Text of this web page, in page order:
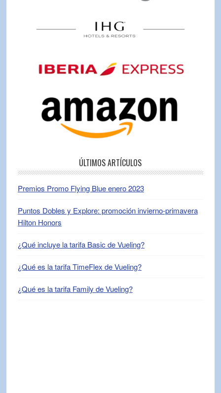
ÚLTIMOS ARTÍCULOS
Premios Promo Flying Blue enero 2023
Puntos Dobles y Explore: promoción invierno-primavera
Hilton Honors
¿Qué incluye la tarifa Basic de Vueling?
¿Qué es la tarifa TimeFlex de Vueling?
¿Qué es la tarifa Family de Vueling?